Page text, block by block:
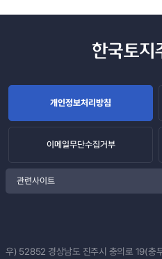
개인정보처리방침
이메일무단수집거부
관련사이트
우) 52852 경상남도 진주시 충의로 19(충